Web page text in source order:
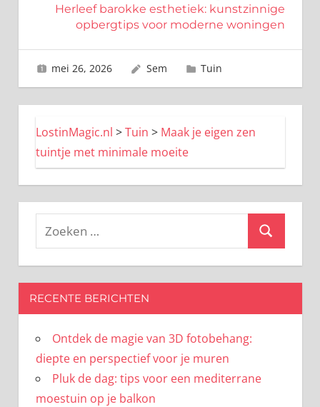
Herleef barokke esthetiek: kunstzinnige
opbergtips voor moderne woningen
mei 26, 2026 Sem Tuin
LostinMagic.nl >Tuin > Maak je eigen zen
tuintje met minimale moeite
Zoeken
Zoeken
RECENTE BERICHTEN
Ontdek de magie van 3D fotobehang:
diepte en perspectief voor je muren
Pluk de dag: tips voor een mediterrane
moestuin op je balkon